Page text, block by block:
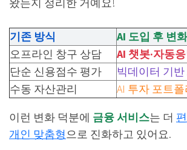
왔는지 정리한 거예요!
기존 방식
AI 도입 후 변화
오프라인 창구 상담
AI 챗봇·자동
단순 신용점수 평가
빅데이터 기
수동 자산관리
AI 투자 포트
이런 변화 덕분에 금융 서비스는 더
개인 맞춤형으로 진화하고 있어요.